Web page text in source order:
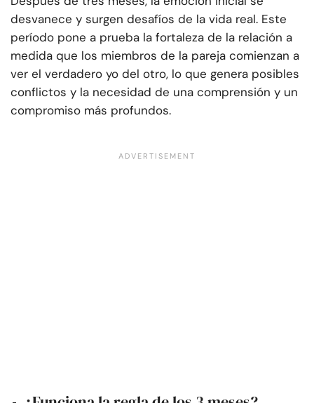
desvanece y surgen desafíos de la vida real. Este
período pone a prueba la fortaleza de la relación a
medida que los miembros de la pareja comienzan a
ver el verdadero yo del otro, lo que genera posibles
conflictos y la necesidad de una comprensión y un
compromiso más profundos.